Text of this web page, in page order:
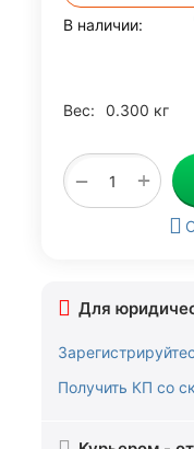
В наличии:
Вес: 0.300 кг
+
−
Для
Получить КП со